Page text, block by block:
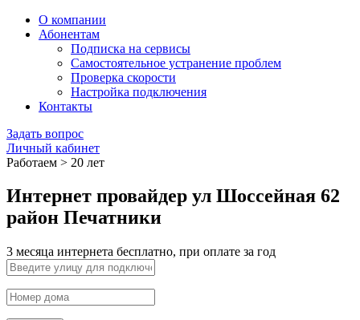
О компании
Абонентам
Подписка на сервисы
Самостоятельное устранение проблем
Проверка скорости
Настройка подключения
Контакты
Задать вопрос
Личный кабинет
Работаем > 20 лет
Интернет провайдер ул Шоссейная 62
район Печатники
3 месяца интернета бесплатно, при оплате за год